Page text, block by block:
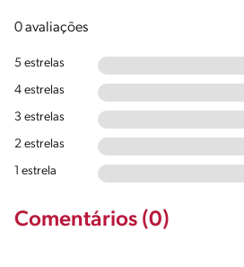
0 avaliações
5 estrelas
4 estrelas
3 estrelas
2 estrelas
1 estrela
Comentários (0)